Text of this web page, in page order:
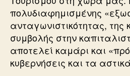
πολυδιαφημισμένης
ανταγωνιστικότητας, της
συμβολής στην
αποτελεί καμάρι και
κυβερνήσεις και τα